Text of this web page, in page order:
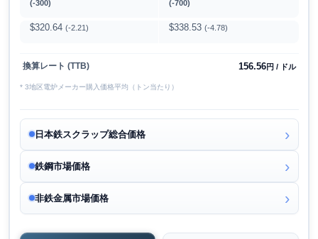
(-300) (-700)
$320.64 (-2.21) $338.53 (-4.78)
換算レート (TTB) 156.56円 / ドル
* 3地区電炉メーカー購入価格平均（トン当たり）
日本鉄スクラップ総合価格
鉄鋼市場価格
非鉄金属市場価格